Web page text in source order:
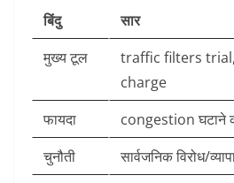
बिंदु
सार
मुख्य टूल
traffic filters
charge
फायदा
congestion घटाने
चुनौती
सार्वजनिक विरोध/